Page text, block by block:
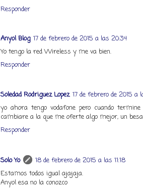
Responder
Anyol Blog 17 de febrero de 2015 a las 20:34
Yo tengo la red Wireless y me va bien.
Responder
Soledad Rodriguez Lopez 17 de febrero de 2015 a
yo ahora tengo vodafone pero cuando
cambiare a la que me oferte algo mejor, un
Responder
Solo Yo
18 de febrero de 2015 a las 11:18
Estamos todos igual ajajaja.
Anyol esa no la conozco